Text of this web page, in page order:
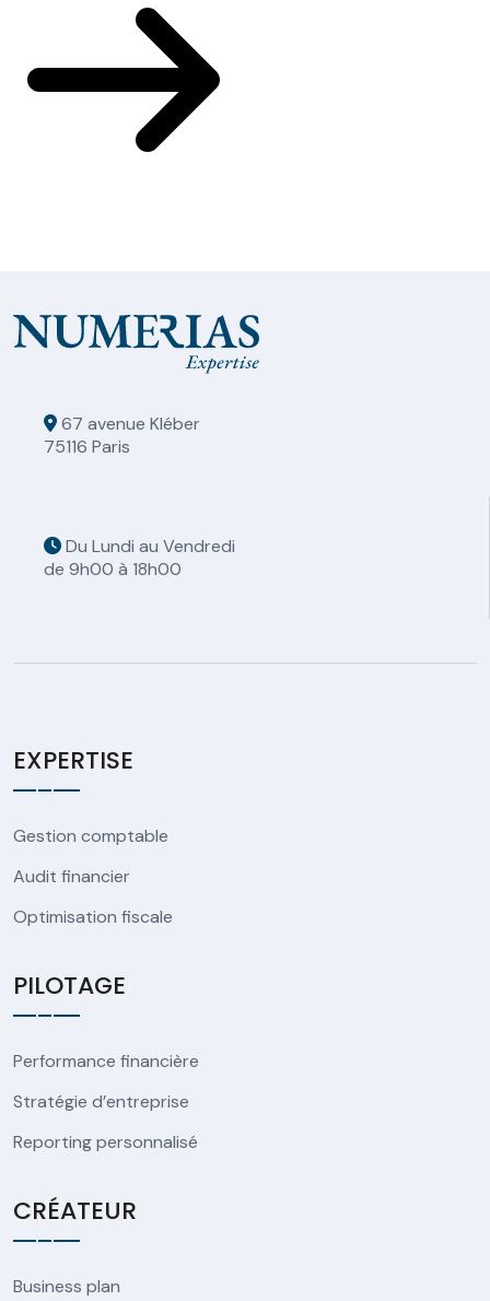
67 avenue Kléber
75116 Paris
Du Lundi au Vendredi
de 9h00 à 18h00
EXPERTISE
Gestion comptable
Audit financier
Optimisation fiscale
PILOTAGE
Performance financière
Stratégie d’entreprise
Reporting personnalisé
CRÉATEUR
Business plan